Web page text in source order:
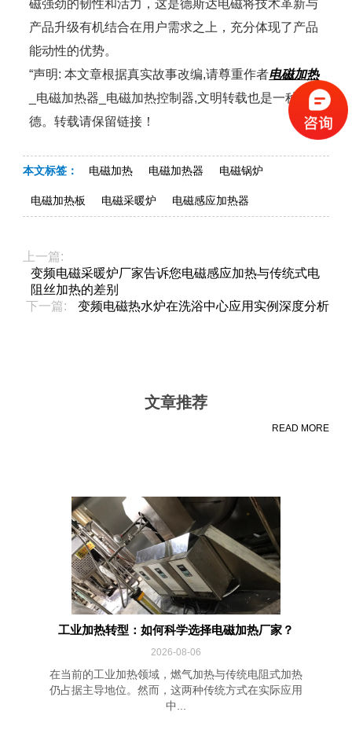
磁强劲的韧性和活力，这是德斯达电磁将技术革新与
产品升级有机结合在用户需求之上，充分体现了产品
能动性的优势。
“声明: 本文章根据真实故事改编,请尊重作者电磁加热
_电磁加热器_电磁加热控制器,文明转载也是一种美
德。转载请保留链接！
本文标签： 电磁加热 电磁加热器 电磁锅炉
电磁加热板 电磁采暖炉 电磁感应加热器
上一篇:
变频电磁采暖炉厂家告诉您电磁感应加热与传统式电
阻丝加热的差别
下一篇:
变频电磁热水炉在洗浴中心应用实例深度分析
文章推荐
READ MORE
工业加热转型：如何科学选择电磁加热厂家？
2026-08-06
在当前的工业加热领域，燃气加热与传统电阻式加热
仍占据主导地位。然而，这两种传统方式在实际应用
中...